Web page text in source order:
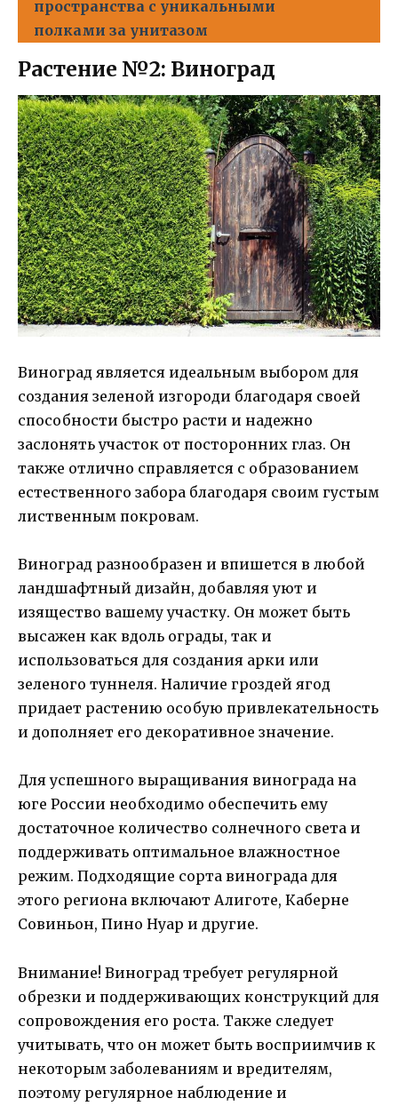
пространства с уникальными
полками за унитазом
Растение №2: Виноград
Виноград является идеальным выбором для
создания зеленой изгороди благодаря своей
способности быстро расти и надежно
заслонять участок от посторонних глаз. Он
также отлично справляется с образованием
естественного забора благодаря своим густым
лиственным покровам.
Виноград разнообразен и впишется в любой
ландшафтный дизайн, добавляя уют и
изящество вашему участку. Он может быть
высажен как вдоль ограды, так и
использоваться для создания арки или
зеленого туннеля. Наличие гроздей ягод
придает растению особую привлекательность
и дополняет его декоративное значение.
Для успешного выращивания винограда на
юге России необходимо обеспечить ему
достаточное количество солнечного света и
поддерживать оптимальное влажностное
режим. Подходящие сорта винограда для
этого региона включают Алиготе, Каберне
Совиньон, Пино Нуар и другие.
Внимание! Виноград требует регулярной
обрезки и поддерживающих конструкций для
сопровождения его роста. Также следует
учитывать, что он может быть восприимчив к
некоторым заболеваниям и вредителям,
поэтому регулярное наблюдение и